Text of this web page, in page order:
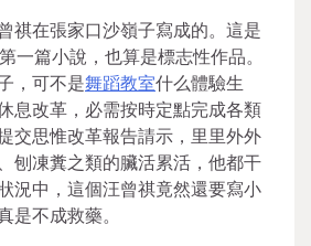
祺在張家口沙嶺子寫成的。這是
一篇小說，也算是標志性作品。
，可不是舞蹈教室什么體驗生
息改革，必需按時定點完成各類
交思惟改革報告請示，里里外外
刨凍糞之類的臟活累活，他都干
況中，這個汪曾祺竟然還要寫小
是不成救藥。